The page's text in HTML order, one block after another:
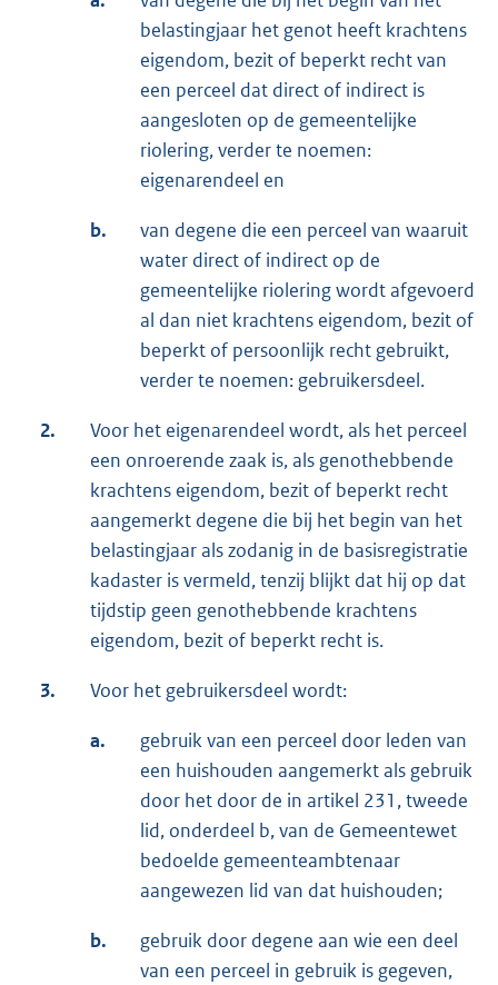
belastingjaar het genot heeft krachtens
eigendom, bezit of beperkt recht van
een perceel dat direct of indirect is
aangesloten op de gemeentelijke
riolering, verder te noemen:
eigenarendeel en
b.
van degene die een perceel van waaruit
water direct of indirect op de
gemeentelijke riolering wordt afgevoerd
al dan niet krachtens eigendom, bezit of
beperkt of persoonlijk recht gebruikt,
verder te noemen: gebruikersdeel.
2.
Voor het eigenarendeel wordt, als het perceel
een onroerende zaak is, als genothebbende
krachtens eigendom, bezit of beperkt recht
aangemerkt degene die bij het begin van het
belastingjaar als zodanig in de basisregistratie
kadaster is vermeld, tenzij blijkt dat hij op dat
tijdstip geen genothebbende krachtens
eigendom, bezit of beperkt recht is.
3. Voor het gebruikersdeel wordt:
a.
gebruik van een perceel door leden van
een huishouden aangemerkt als gebruik
door het door de in artikel 231, tweede
lid, onderdeel b, van de Gemeentewet
bedoelde gemeenteambtenaar
aangewezen lid van dat huishouden;
b.
gebruik door degene aan wie een deel
van een perceel in gebruik is gegeven,